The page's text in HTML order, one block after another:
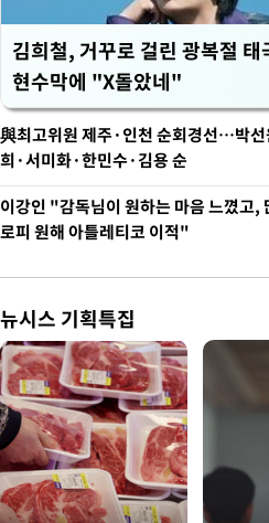
김희철, 거꾸로 걸린 광복절 태
현수막에 "X돌았네"
與최고위원 제주·인천 순회경선…박
희·서미화·한민수·김용 순
이강인 "감독님이 원하는 마음 느꼈고,
로피 원해 아틀레티코 이적"
뉴시스 기획특집